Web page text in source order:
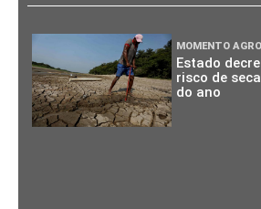
MOMENTO AGRO
Estado
risco de
do ano